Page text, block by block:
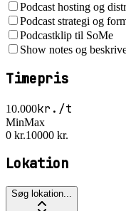
Podcast hosting og
Podcast strategi og
Podcastklip til SoMe
Show notes og
Timepris
10.000kr./t
MinMax
0 kr.10000 kr.
Lokation
Søg lokation...